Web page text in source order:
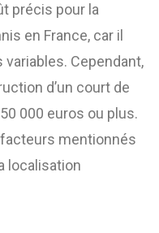
précis pour la
en France, car il
Cependant,
d’un court de
000 euros ou plus.
mentionnés
localisation